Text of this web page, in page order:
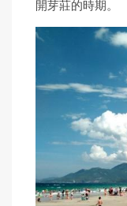
開芽莊的時期。